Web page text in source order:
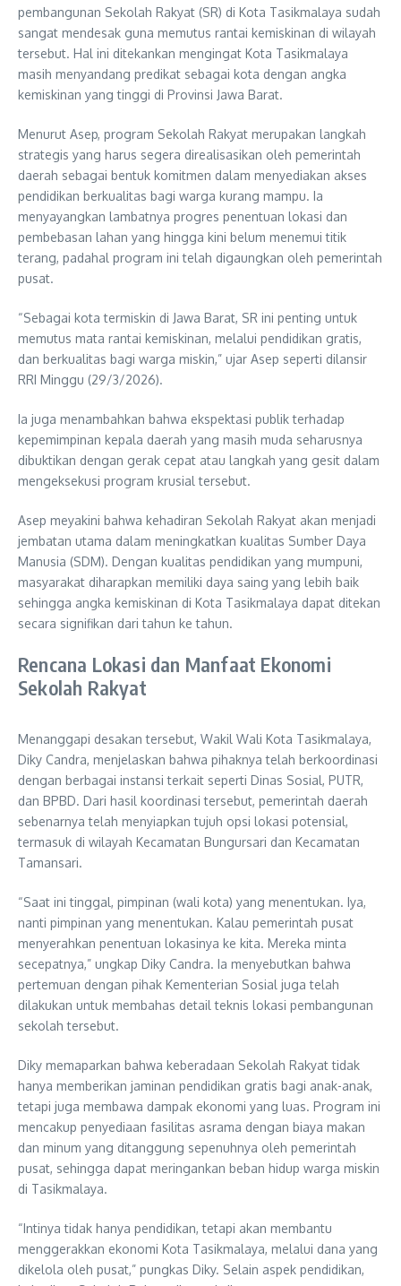
pembangunan Sekolah Rakyat (SR) di Kota Tasikmalaya sudah
sangat mendesak guna memutus rantai kemiskinan di wilayah
tersebut. Hal ini ditekankan mengingat Kota Tasikmalaya
masih menyandang predikat sebagai kota dengan angka
kemiskinan yang tinggi di Provinsi Jawa Barat.
Menurut Asep, program Sekolah Rakyat merupakan langkah
strategis yang harus segera direalisasikan oleh pemerintah
daerah sebagai bentuk komitmen dalam menyediakan akses
pendidikan berkualitas bagi warga kurang mampu. Ia
menyayangkan lambatnya progres penentuan lokasi dan
pembebasan lahan yang hingga kini belum menemui titik
terang, padahal program ini telah digaungkan oleh pemerintah
pusat.
“Sebagai kota termiskin di Jawa Barat, SR ini penting untuk
memutus mata rantai kemiskinan, melalui pendidikan gratis,
dan berkualitas bagi warga miskin,” ujar Asep seperti dilansir
RRI Minggu (29/3/2026).
Ia juga menambahkan bahwa ekspektasi publik terhadap
kepemimpinan kepala daerah yang masih muda seharusnya
dibuktikan dengan gerak cepat atau langkah yang gesit dalam
mengeksekusi program krusial tersebut.
Asep meyakini bahwa kehadiran Sekolah Rakyat akan menjadi
jembatan utama dalam meningkatkan kualitas Sumber Daya
Manusia (SDM). Dengan kualitas pendidikan yang mumpuni,
masyarakat diharapkan memiliki daya saing yang lebih baik
sehingga angka kemiskinan di Kota Tasikmalaya dapat ditekan
secara signifikan dari tahun ke tahun.
Rencana Lokasi dan Manfaat Ekonomi
Sekolah Rakyat
Menanggapi desakan tersebut, Wakil Wali Kota Tasikmalaya,
Diky Candra, menjelaskan bahwa pihaknya telah berkoordinasi
dengan berbagai instansi terkait seperti Dinas Sosial, PUTR,
dan BPBD. Dari hasil koordinasi tersebut, pemerintah daerah
sebenarnya telah menyiapkan tujuh opsi lokasi potensial,
termasuk di wilayah Kecamatan Bungursari dan Kecamatan
Tamansari.
“Saat ini tinggal, pimpinan (wali kota) yang menentukan. Iya,
nanti pimpinan yang menentukan. Kalau pemerintah pusat
menyerahkan penentuan lokasinya ke kita. Mereka minta
secepatnya,” ungkap Diky Candra. Ia menyebutkan bahwa
pertemuan dengan pihak Kementerian Sosial juga telah
dilakukan untuk membahas detail teknis lokasi pembangunan
sekolah tersebut.
Diky memaparkan bahwa keberadaan Sekolah Rakyat tidak
hanya memberikan jaminan pendidikan gratis bagi anak-anak,
tetapi juga membawa dampak ekonomi yang luas. Program ini
mencakup penyediaan fasilitas asrama dengan biaya makan
dan minum yang ditanggung sepenuhnya oleh pemerintah
pusat, sehingga dapat meringankan beban hidup warga miskin
di Tasikmalaya.
“Intinya tidak hanya pendidikan, tetapi akan membantu
menggerakkan ekonomi Kota Tasikmalaya, melalui dana yang
dikelola oleh pusat,” pungkas Diky. Selain aspek pendidikan,